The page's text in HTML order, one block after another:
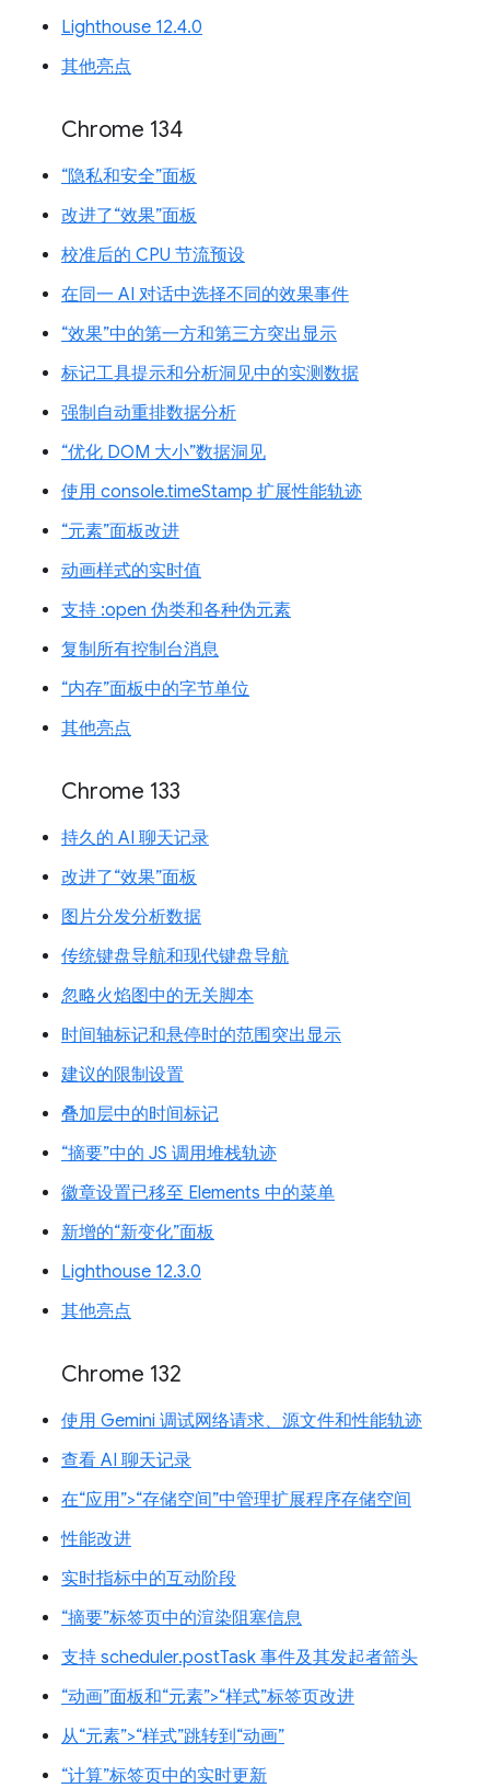
Lighthouse 12.4.0
其他亮点
Chrome 134
“隐私和安全”面板
改进了“效果”面板
校准后的 CPU 节流预设
在同一 AI 对话中选择不同的效果事件
“效果”中的第一方和第三方突出显示
标记工具提示和分析洞见中的实测数据
强制自动重排数据分析
“优化 DOM 大小”数据洞见
使用 console.timeStamp 扩展性能轨迹
“元素”面板改进
动画样式的实时值
支持 :open 伪类和各种伪元素
复制所有控制台消息
“内存”面板中的字节单位
其他亮点
Chrome 133
持久的 AI 聊天记录
改进了“效果”面板
图片分发分析数据
传统键盘导航和现代键盘导航
忽略火焰图中的无关脚本
时间轴标记和悬停时的范围突出显示
建议的限制设置
叠加层中的时间标记
“摘要”中的 JS 调用堆栈轨迹
徽章设置已移至 Elements 中的菜单
新增的“新变化”面板
Lighthouse 12.3.0
其他亮点
Chrome 132
使用 Gemini 调试网络请求、源文件和性能轨迹
查看 AI 聊天记录
在“应用”>“存储空间”中管理扩展程序存储空间
性能改进
实时指标中的互动阶段
“摘要”标签页中的渲染阻塞信息
支持 scheduler.postTask 事件及其发起者箭头
“动画”面板和“元素”>“样式”标签页改进
从“元素”>“样式”跳转到“动画”
“计算”标签页中的实时更新